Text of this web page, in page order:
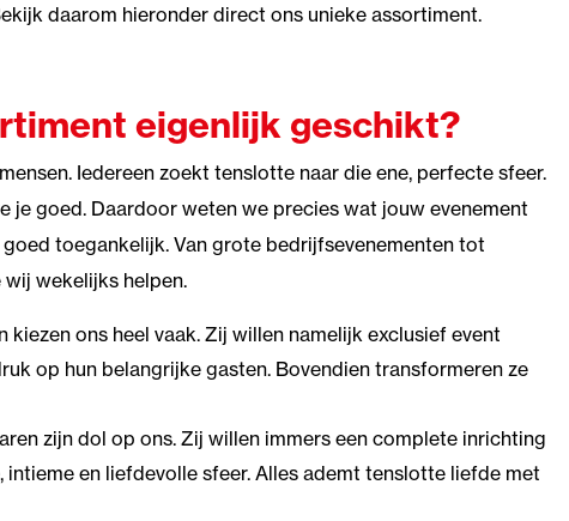
daarom hieronder direct ons unieke assortiment.
eigenlijk geschikt?
Iedereen zoekt tenslotte naar die ene, perfecte sfeer.
goed. Daardoor weten we precies wat jouw evenement
toegankelijk. Van grote bedrijfsevenementen tot
wekelijks helpen.
ons heel vaak. Zij willen namelijk exclusief event
op hun belangrijke gasten. Bovendien transformeren ze
zijn dol op ons. Zij willen immers een complete inrichting
en liefdevolle sfeer. Alles ademt tenslotte liefde met